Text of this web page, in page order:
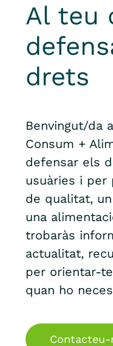
Al teu
drets
Benvingut/da
Consum +
defensar els
usuàries i per
de qualitat,
una
trobaràs
actualitat,
per orientar-
quan ho
Contacteu-